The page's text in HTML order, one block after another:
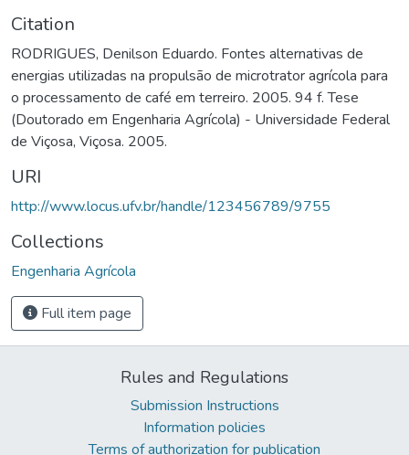
Citation
RODRIGUES, Denilson Eduardo. Fontes alternativas de
energias utilizadas na propulsão de microtrator agrícola para
o processamento de café em terreiro. 2005. 94 f. Tese
(Doutorado em Engenharia Agrícola) - Universidade Federal
de Viçosa, Viçosa. 2005.
URI
http://www.locus.ufv.br/handle/123456789/9755
Collections
Engenharia Agrícola
Full item page
Rules and Regulations
Submission Instructions
Information policies
Terms of authorization for publication